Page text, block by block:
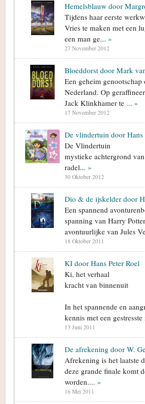
Hemelsblauw door
Tijdens haar eerste
Vries te maken met een
een man ge... »
27 November 2012
Bloeddorst door Mark
Een geheim
Nederland. Op
Jack Klinkhamer te ... »
17 November 2012
De vlindertuin door Hans
De Vlindertuin Een
mystieke achtergrond
radel... »
30 Oktober 2012
Dio & de ijskelder door
Een spannend
spanning van Harry
avontuurlijke van Jules
18 Oktober 2011
KI door Hans Peter Roel
Ki, het verhaal
kracht van binnenuit
In het spannende en
kennis met een
13 Juni 2011
De afrekening door W.
Afrekening is het laatste
deze grande finale komt
worden.... »
16 Mei 2011